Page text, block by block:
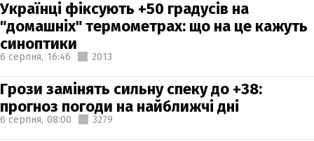
Українці фіксують +50 градусів на
"домашніх" термометрах: що на це кажуть
синоптики
6 серпня, 16:46 2013
Грози замінять сильну спеку до +38:
прогноз погоди на найближчі дні
6 серпня, 08:00 3279